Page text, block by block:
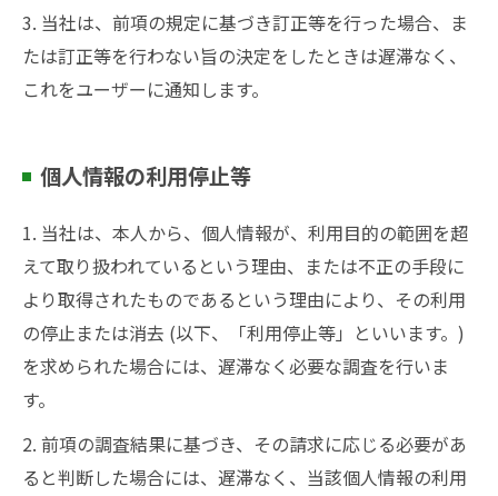
3. 当社は、前項の規定に基づき訂正等を行った場合、ま
たは訂正等を行わない旨の決定をしたときは遅滞なく、
これをユーザーに通知します。
個人情報の利用停止等
1. 当社は、本人から、個人情報が、利用目的の範囲を超
えて取り扱われているという理由、または不正の手段に
より取得されたものであるという理由により、その利用
の停止または消去 (以下、「利用停止等」といいます。)
を求められた場合には、遅滞なく必要な調査を行いま
す。
2. 前項の調査結果に基づき、その請求に応じる必要があ
ると判断した場合には、遅滞なく、当該個人情報の利用